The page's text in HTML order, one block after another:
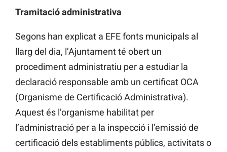
Tramitació administrativa
Segons han explicat a EFE fonts municipals al
llarg del dia, l’Ajuntament té obert un
procediment administratiu per a estudiar la
declaració responsable amb un certificat OCA
(Organisme de Certificació Administrativa).
Aquest és l’organisme habilitat per
l’administració per a la inspecció i l’emissió de
certificació dels establiments públics, activitats o